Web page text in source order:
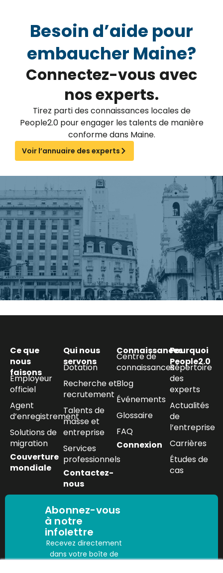
Besoin d’aide pour
embaucher Maine?
Connectez-vous avec
nos experts.
Tirez parti des connaissances locales de
People2.0 pour engager les talents de manière
conforme dans Maine.
Voir l’annuaire des experts
Ce que
nous
faisons
Employeur
officiel
Agent
d’enregistrement
Solutions de
migration
Couverture
mondiale
Qui nous
servons
Dotation
Recherche et
recrutement
Talents de
masse et
entreprise
Services
professionnels
Contactez-
nous
Connaissances
Centre de
connaissances
Blog
Événements
Glossaire
FAQ
Connexion
Pourquoi
People2.0
Répertoire
des
experts
Actualités
de
l’entreprise
Carrières
Études de
cas
Abonnez-vous
à notre
infolettre
Recevez directement
dans votre boîte de